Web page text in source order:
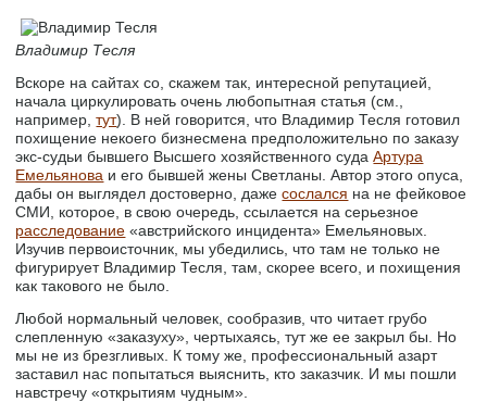
Владимир Тесля
Вскоре на сайтах со, скажем так, интересной репутацией,
начала циркулировать очень любопытная статья (см.,
например,тут). В ней говорится, что Владимир Тесля готовил
похищение некоего бизнесмена предположительно по заказу
экс-судьи бывшего Высшего хозяйственного судаАртура
Емельянова и его бывшей жены Светланы. Автор этого опуса,
дабы он выглядел достоверно, дажесослался на не фейковое
СМИ, которое, в свою очередь, ссылается на серьезное
расследование «австрийского инцидента» Емельяновых.
Изучив первоисточник, мы убедились, что там не только не
фигурирует Владимир Тесля, там, скорее всего, и похищения
как такового не было.
Любой нормальный человек, сообразив, что читает грубо
слепленную «заказуху», чертыхаясь, тут же ее закрыл бы. Но
мы не из брезгливых. К тому же, профессиональный азарт
заставил нас попытаться выяснить, кто заказчик. И мы пошли
навстречу «открытиям чудным».